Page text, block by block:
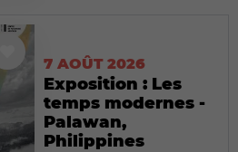
7 AOÛT 2026
Exposition : Les
temps modernes -
Palawan,
Philippines